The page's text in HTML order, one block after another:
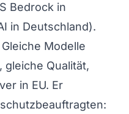
Bedrock in
in Deutschland).
Modelle
gleiche Qualität,
in EU. Er